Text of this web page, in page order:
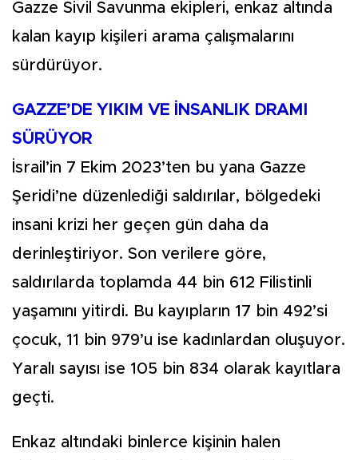
Gazze Sivil Savunma ekipleri, enkaz altında
kalan kayıp kişileri arama çalışmalarını
sürdürüyor.
GAZZE’DE YIKIM VE İNSANLIK DRAMI
SÜRÜYOR
İsrail’in 7 Ekim 2023’ten bu yana Gazze
Şeridi’ne düzenlediği saldırılar, bölgedeki
insani krizi her geçen gün daha da
derinleştiriyor. Son verilere göre,
saldırılarda toplamda 44 bin 612 Filistinli
yaşamını yitirdi. Bu kayıpların 17 bin 492’si
çocuk, 11 bin 979’u ise kadınlardan oluşuyor.
Yaralı sayısı ise 105 bin 834 olarak kayıtlara
geçti.
Enkaz altındaki binlerce kişinin halen